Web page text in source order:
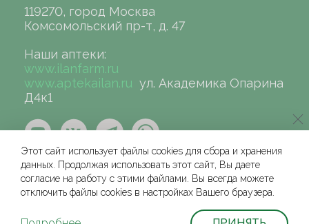
119270, город Москва
Комсомольский пр-т, д. 47
Наши аптеки:
www.ilanfarm.ru
www.aptekailan.ru ул. Академика Опарина
Д4к1
©сеть аптек «ИЛАН», 2004-2026
Условия и соглашения для физических лиц
Этот сайт использует файлы cookies для сбора и хранения
данных. Продолжая использовать этот сайт, Вы даете
согласие на работу с этими файлами. Вы всегда можете
отключить файлы cookies в настройках Вашего браузера.